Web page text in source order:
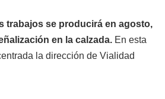
trabajos se producirá en agosto,
en la calzada. En esta
la dirección de Vialidad